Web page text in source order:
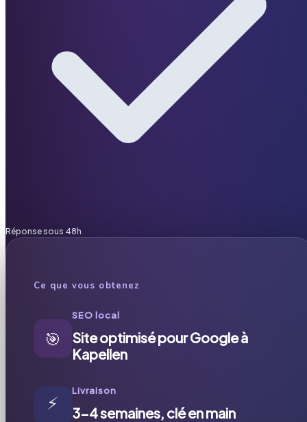
Réponse sous 48h
Ce que vous obtenez
🎯
SEO local
Site optimisé pour Google à
Kapellen
⚡
Livraison
3-4 semaines, clé en main